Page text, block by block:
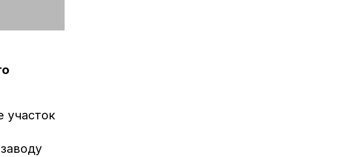
участок